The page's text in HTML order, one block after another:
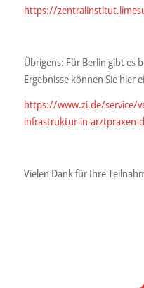
https://
Übrigens: Für Berlin gibt es
Ergebnisse können Sie hier
https://www.zi.de/service/
infrastruktur-in-
Vielen Dank für Ihre